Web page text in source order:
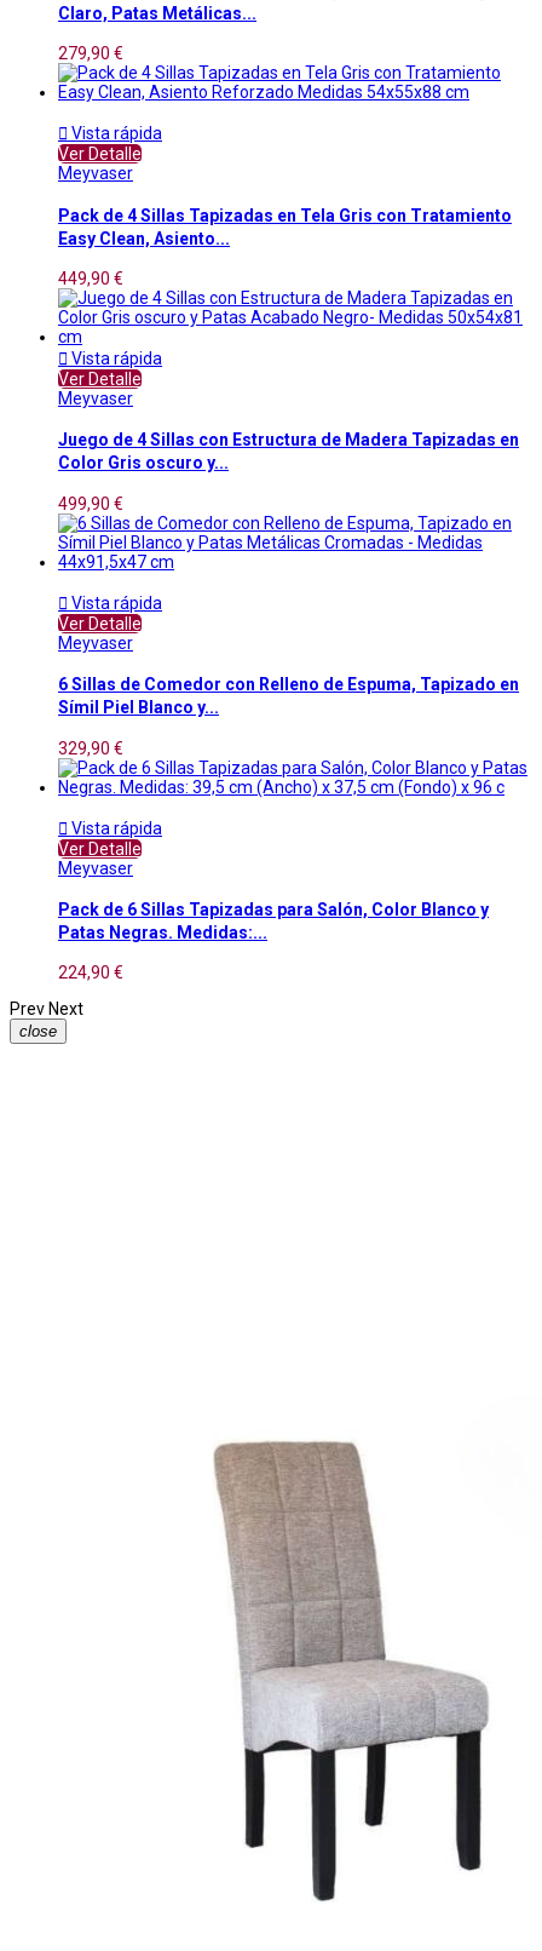
Claro, Patas Metálicas...
279,90 €
 Vista rápida
Ver Detalle
Meyvaser
Pack de 4 Sillas Tapizadas en Tela Gris con Tratamiento
Easy Clean, Asiento...
449,90 €
 Vista rápida
Ver Detalle
Meyvaser
Juego de 4 Sillas con Estructura de Madera Tapizadas en
Color Gris oscuro y...
499,90 €
 Vista rápida
Ver Detalle
Meyvaser
6 Sillas de Comedor con Relleno de Espuma, Tapizado en
Símil Piel Blanco y...
329,90 €
 Vista rápida
Ver Detalle
Meyvaser
Pack de 6 Sillas Tapizadas para Salón, Color Blanco y
Patas Negras. Medidas:...
224,90 €
Prev Next
close